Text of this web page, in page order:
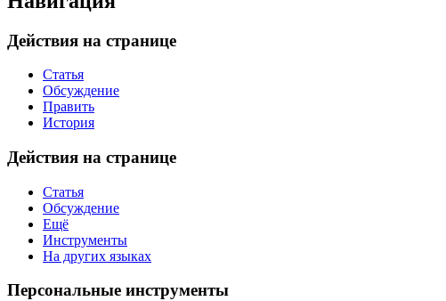
Действия на странице
Статья
Обсуждение
Править
История
Действия на странице
Статья
Обсуждение
Ещё
Инструменты
На других языках
Персональные инструменты